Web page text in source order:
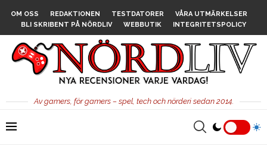
OM OSS REDAKTIONEN TESTDATORER
VÅRA UTMÄRKELSER
BLI SKRIBENT PÅ NÖRDLIV
WEBBUTIK INTEGRITETSPOLICY
Av gamers, för gamers – spel, tech och nörderi sedan 2014.